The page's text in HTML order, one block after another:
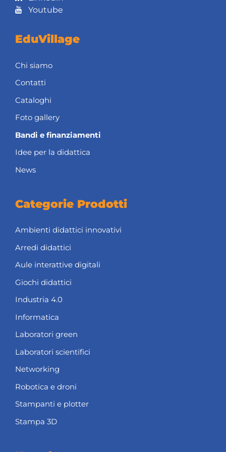
Youtube
EduVillage
Chi siamo
Contatti
Cataloghi
Foto gallery
Bandi e finanziamenti
Idee per la didattica
News
Categorie Prodotti
Ambienti didattici innovativi
Arredi didattici
Aule interattive digitali
Giochi didattici
Industria 4.0
Informatica
Laboratori green
Laboratori scientifici
Networking
Robotica e droni
Stampanti e plotter
Stampa 3D